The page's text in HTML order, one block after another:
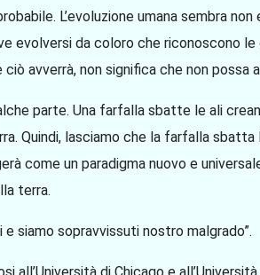
L’evoluzione umana sembra
evolversi da coloro che riconoscono
avverrà, non significa che non
parte. Una farfalla sbatte le ali
Quindi, lasciamo che la farfalla
come un paradigma nuovo e
terra.
siamo sopravvissuti nostro malgrado”.